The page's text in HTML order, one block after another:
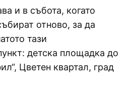
и в събота, когато
отново, за да
тази
детска площадка до
Цветен квартал, град